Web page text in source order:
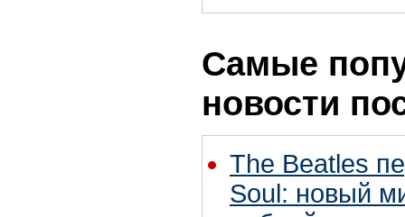
Самые
новости
The Beatles
Soul: новый